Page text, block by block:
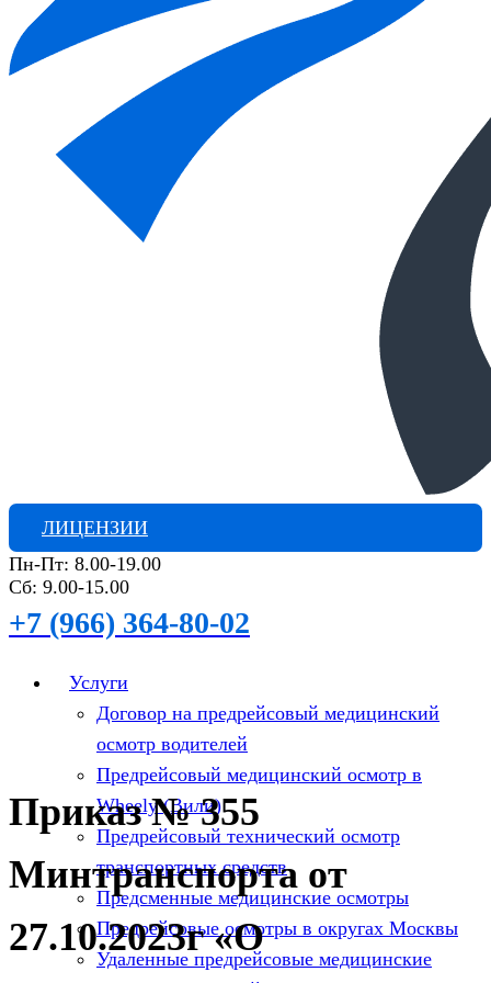
ЛИЦЕНЗИИ
Пн-Пт: 8.00-19.00
Сб: 9.00-15.00
+7 (966) 364-80-02
Услуги
Договор на предрейсовый медицинский
осмотр водителей
Предрейсовый медицинский осмотр в
Wheely (Вили)
Предрейсовый технический осмотр
транспортных средств
Предсменные медицинские осмотры
Предрейсовые осмотры в округах Москвы
Удаленные предрейсовые медицинские
Приказ № 355
Минтранспорта от
27.10.2023г «О